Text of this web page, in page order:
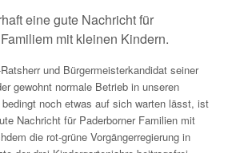
eine gute Nachricht für
mit kleinen Kindern.
und Bürgermeisterkandidat seiner
gewohnt normale Betrieb in unseren
bedingt noch etwas auf sich warten lässt, ist
Nachricht für Paderborner Familien mit
die rot-grüne Vorgängerregierung in